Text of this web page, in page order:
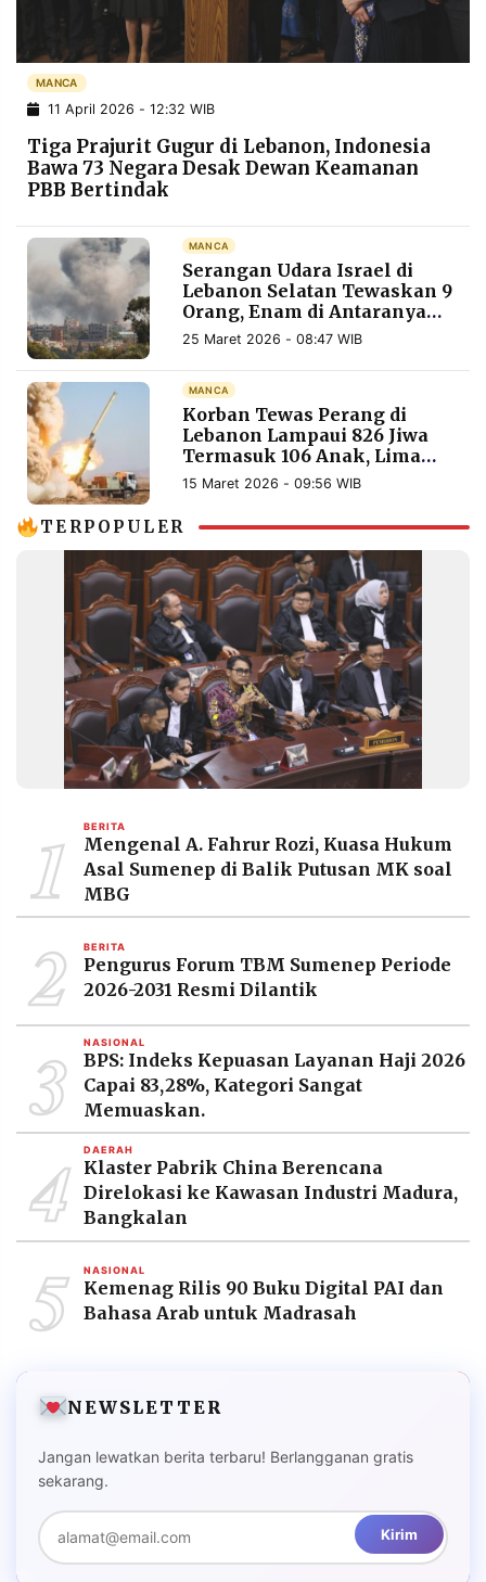
POLICY WARGA
INFORMASI
IKLAN
KIRIM
PENGADUAN TERM
SERVICE
IKUTI
KAMI
©
PT.
RESOLUSI
MEDIA
Resolusi.co
RESOLUSI
MEDIA
PRAMUDITA
MANCA
11 April 2026 - 12:32 WIB
Tiga Prajurit Gugur di Lebanon, Indonesia
Bawa 73 Negara Desak Dewan Keamanan
PBB Bertindak
MANCA
Serangan Udara Israel di
Lebanon Selatan Tewaskan 9
Orang, Enam di Antaranya
Pengungsi Palestina
25 Maret 2026 - 08:47 WIB
MANCA
Korban Tewas Perang di
Lebanon Lampaui 826 Jiwa
Termasuk 106 Anak, Lima
Rumah Sakit Berhenti
15 Maret 2026 - 09:56 WIB
TERPOPULER
1 BERITA
Mengenal A. Fahrur Rozi, Kuasa Hukum
Asal Sumenep di Balik Putusan MK soal
MBG
2 BERITA
Pengurus Forum TBM Sumenep Periode
2026-2031 Resmi Dilantik
3 NASIONAL
BPS: Indeks Kepuasan Layanan Haji 2026
Capai 83,28%, Kategori Sangat
Memuaskan.
4 DAERAH
Klaster Pabrik China Berencana
Direlokasi ke Kawasan Industri Madura,
Bangkalan
5 NASIONAL
Kemenag Rilis 90 Buku Digital PAI dan
Bahasa Arab untuk Madrasah
NEWSLETTER
Jangan lewatkan berita terbaru! Berlangganan gratis
sekarang.
Kirim